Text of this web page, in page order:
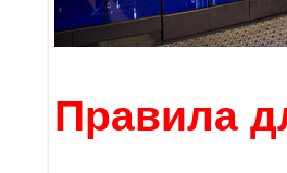
Правила